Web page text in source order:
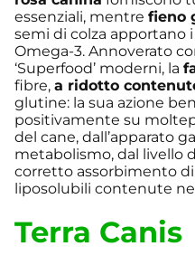
essenziali, mentre fieno
semi di colza apportano
Omega-3. Annoverato
‘Superfood’ moderni, la
fibre, a ridotto
glutine: la sua azione
positivamente su
del cane, dall’apparato
metabolismo, dal livello
corretto assorbimento
liposolubili contenute
Terra Canis